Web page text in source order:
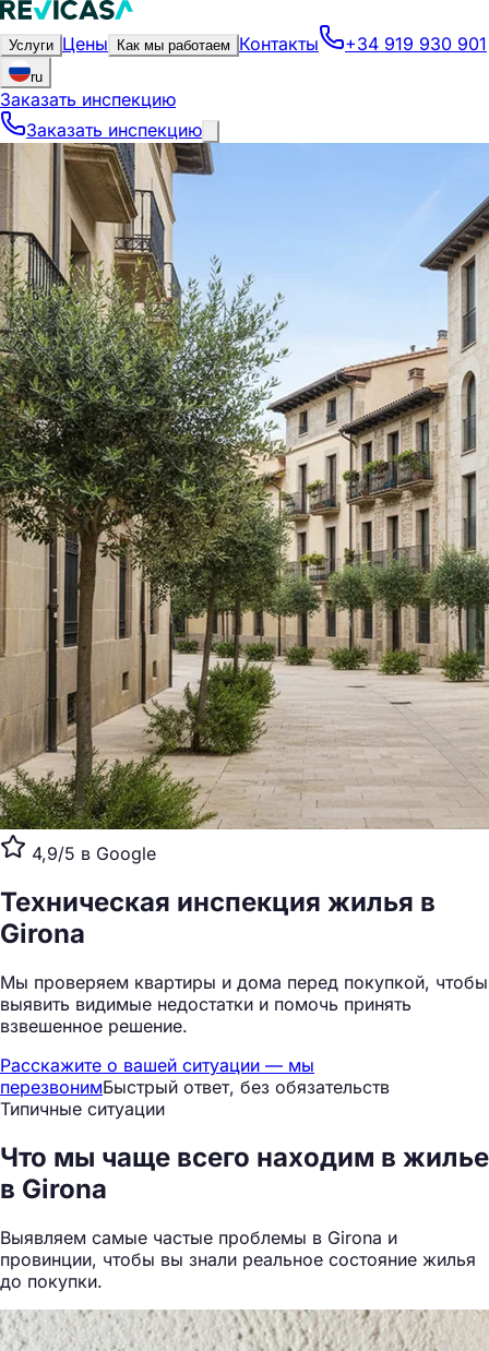
Услуги Цены Как мы работаем Контакты +34 919 930 901
ru
Заказать инспекцию
Заказать инспекцию
4,9/5 в Google
Техническая инспекция жилья в
Girona
Мы проверяем квартиры и дома перед покупкой, чтобы
выявить видимые недостатки и помочь принять
взвешенное решение.
Расскажите о вашей ситуации — мы
перезвонимБыстрый ответ, без обязательств
Типичные ситуации
Что мы чаще всего находим в жилье
в Girona
Выявляем самые частые проблемы в Girona и
провинции, чтобы вы знали реальное состояние жилья
до покупки.